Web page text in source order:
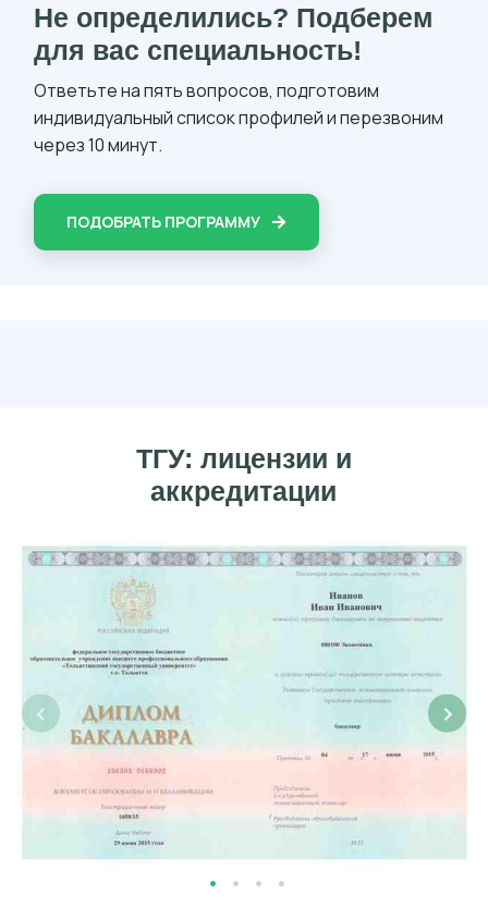
Не определились? Подберем
для вас специальность!
Ответьте на пять вопросов, подготовим
индивидуальный список профилей и перезвоним
через 10 минут.
ПОДОБРАТЬ ПРОГРАММУ
ТГУ: лицензии и
аккредитации
‹ ›